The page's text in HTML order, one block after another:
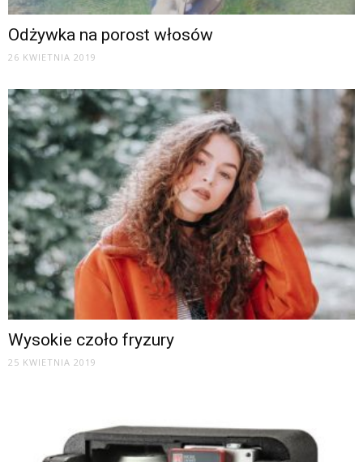
Odżywka na porost włosów
26 KWIETNIA 2019
Wysokie czoło fryzury
25 KWIETNIA 2019